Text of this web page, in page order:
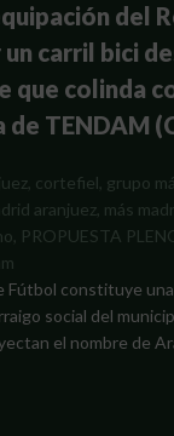
del
un carril bici
que colinda
de TENDAM
cortefiel grupo
aranjuez más
PROPUESTA
Fútbol constituye
social del
el nombre de